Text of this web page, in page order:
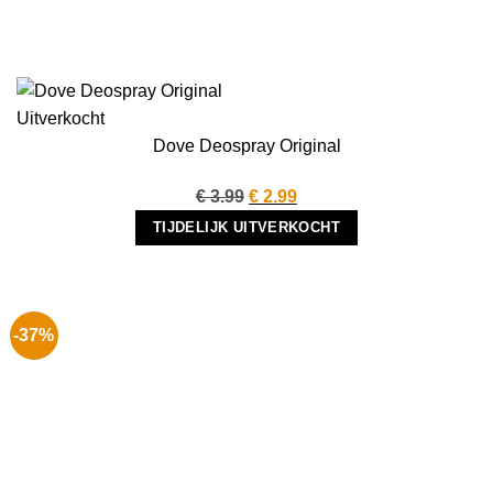
Uitverkocht
Dove Deospray Original
€3.99 Oorspronkelijke
prijs
was:
€ 2.99Huidige
prijs
is:
TIJDELIJK UITVERKOCHT
-37%